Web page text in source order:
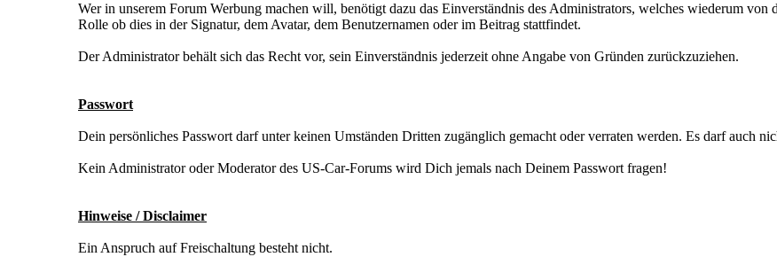
Wer in unserem Forum Werbung machen will, benötigt dazu das Einverständnis des Administrators, welches wiederum
Rolle ob dies in der Signatur, dem Avatar, dem Benutzernamen oder im Beitrag stattfindet.
Der Administrator behält sich das Recht vor, sein Einverständnis jederzeit ohne Angabe von Gründen zurückzuziehen.
Passwort
Dein persönliches Passwort darf unter keinen Umständen Dritten zugänglich gemacht oder verraten werden. Es darf auch
Kein Administrator oder Moderator des US-Car-Forums wird Dich jemals nach Deinem Passwort fragen!
Hinweise / Disclaimer
Ein Anspruch auf Freischaltung besteht nicht.